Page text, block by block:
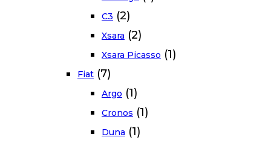
C3 (2)
Xsara (2)
Xsara Picasso (1)
Fiat (7)
Argo (1)
Cronos (1)
Duna (1)